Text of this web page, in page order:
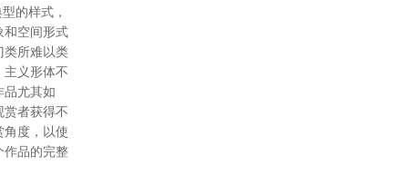
的样式，
和空间形式
类所难以类
主义形体不
品尤其如
赏者获得不
角度，以使
作品的完整